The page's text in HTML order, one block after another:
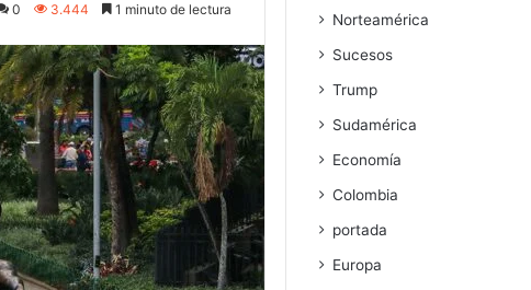
0 3.444 1 minuto de lectura
Norteamérica
Sucesos
Trump
Sudamérica
Economía
Colombia
portada
Europa